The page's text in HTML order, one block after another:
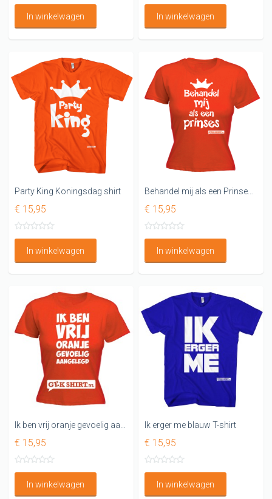
In winkelwagen In winkelwagen
Party King Koningsdag shirt
€ 15,95
In winkelwagen
€ 15,95
In winkelwagen
€ 15,95
In winkelwagen
Ik erger me blauw T-shirt
€ 15,95
In winkelwagen